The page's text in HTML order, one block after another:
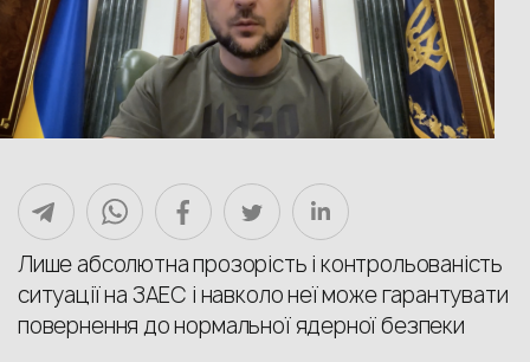
Лише абсолютна прозорість і контрольованість
ситуації на ЗАЕС і навколо неї може гарантувати
повернення до нормальної ядерної безпеки